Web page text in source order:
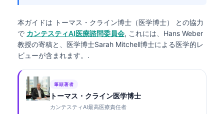
本ガイドは トーマス・クライン博士（医学博士）
との協力
で カンテスティAI医療諮問委員会, これには、Hans Weber
教授の寄稿と、医学博士Sarah Mitchell博士による医学的レ
ビューが含まれます。.
筆頭著者
トーマス・クライン医学博士
カンテスティAI最高医療責任者